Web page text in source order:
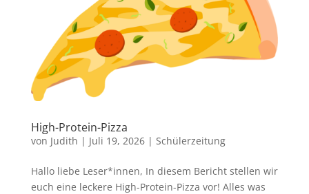
High-Protein-Pizza
von Judith | Juli 19, 2026| Schülerzeitung
Hallo liebe Leser*innen, In diesem Bericht stellen wir
euch eine leckere High-Protein-Pizza vor! Alles was